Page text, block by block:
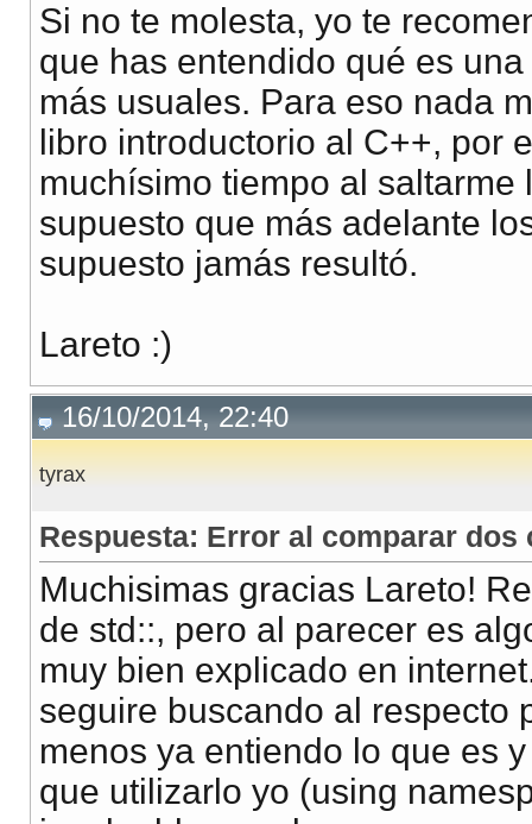
Si no te molesta, yo te
que has entendido qué es
más usuales. Para eso nada
libro introductorio al C++, por
muchísimo tiempo al
supuesto que más adelante
supuesto jamás resultó.
Lareto :)
16/10/2014, 22:40
tyrax
Respuesta: Error al comparar dos
Muchisimas gracias Lareto!
de std::, pero al parecer es
muy bien explicado en
seguire buscando al respecto
menos ya entiendo lo que es
que utilizarlo yo (using